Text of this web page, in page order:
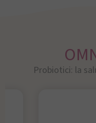
Probiotici: la